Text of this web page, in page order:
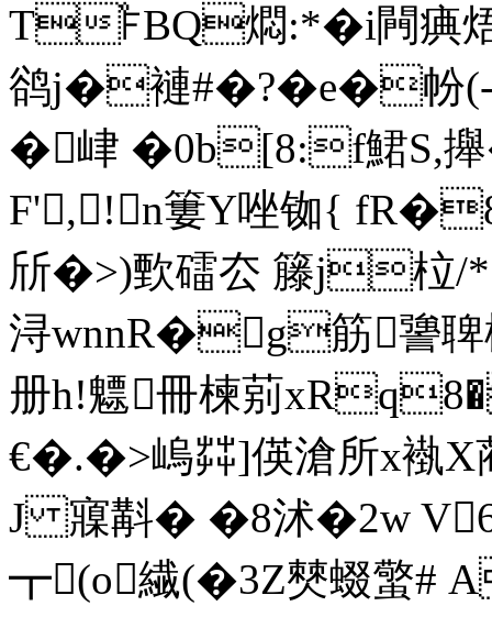
T℉BQ燜:*�i闁痶
鹆j�褳#�?�e�帉(-
�峍 �0b[8:f鮶S,攑
F',!n簍Y唑铷{
斦�>)歅礌厺 籐j柆/*
浔wnnR�g筋謽聛
册h!魒冊楝莂
€�.�>嵨茻]偀滄所x褹X
J 寱斠� �8沭�2w
┳(o繊(�3Z僰蝃蟼#